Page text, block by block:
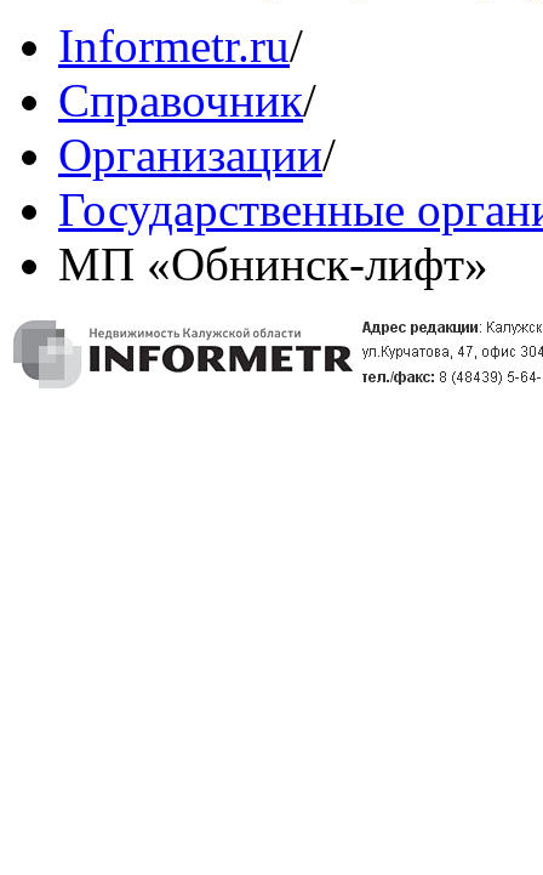
Informetr.ru/
Справочник/
Организации/
Государственные
МП «Обнинск-лифт»